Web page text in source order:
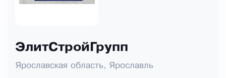
ЭлитСтройГрупп
Ярославская область, Ярославль